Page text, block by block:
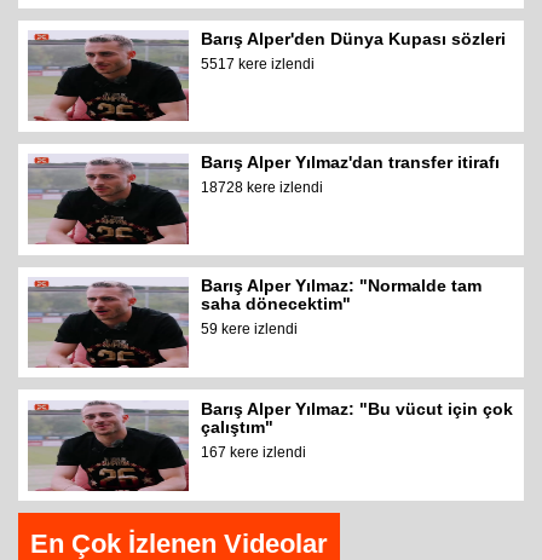
Barış Alper'den Dünya Kupası sözleri
5517 kere izlendi
Barış Alper Yılmaz'dan transfer itirafı
18728 kere izlendi
Barış Alper Yılmaz: "Normalde tam
saha dönecektim"
59 kere izlendi
Barış Alper Yılmaz: "Bu vücut için çok
çalıştım"
167 kere izlendi
En Çok İzlenen Videolar